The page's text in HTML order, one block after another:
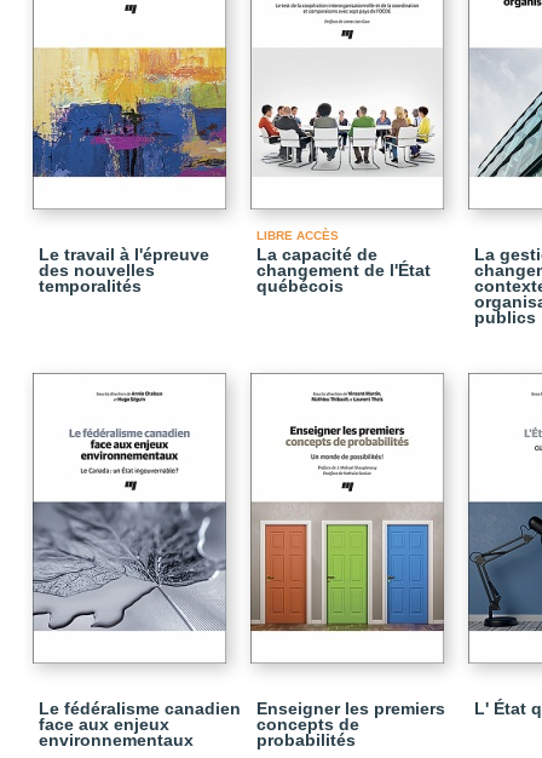
Le travail à l'épreuve
des nouvelles
temporalités
LIBRE ACCÈS
La capacité de
changement de l'État
québécois
La
publics
Le fédéralisme canadien
face aux enjeux
environnementaux
Enseigner les premiers
concepts de
probabilités
L' État